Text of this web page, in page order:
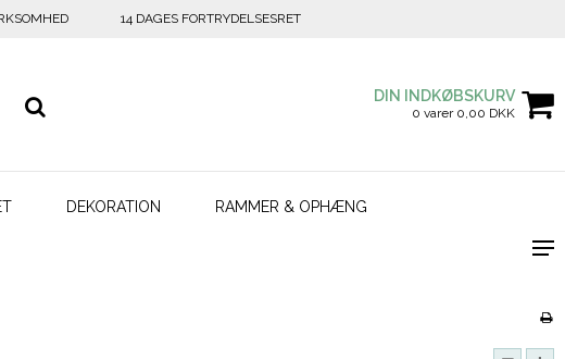
14 DAGES FORTRYDELSESRET
DIN INDKØBSKURV
0 varer 0,00 DKK
DEKORATION RAMMER & OPHÆNG